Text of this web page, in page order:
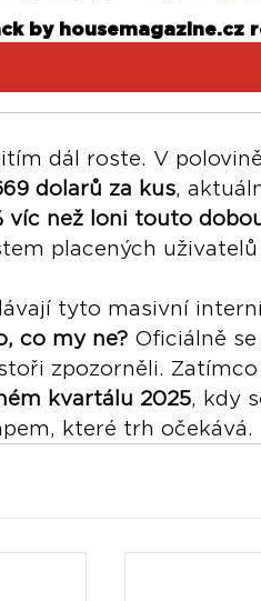
by housemagazine.cz
dál roste. V
dolarů za kus,
víc než loni touto
placených
tyto masivní
co my ne? Oficiálně
zpozorněli.
kvartálu 2025, kdy
které trh očekává.